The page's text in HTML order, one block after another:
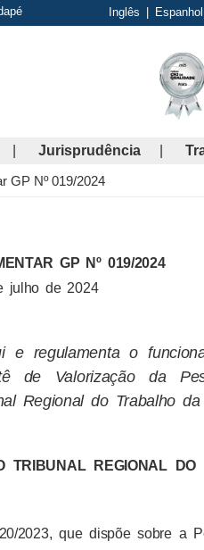
Inglês Espanhol
Jurisprudência
GP Nº 019/2024
GP Nº 019/2024
julho de 2024
e regulamenta o
de Valorização da
Regional do Trabalho
TRIBUNAL REGIONAL
2023, que dispõe sobre a